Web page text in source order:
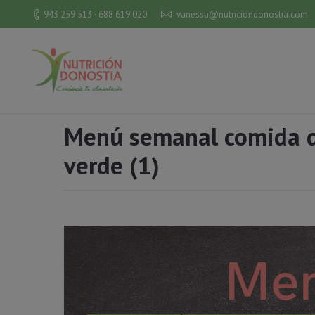
943 259 513 · 688 619 020 vanessa@nutriciondonostia.com
Menú semanal
verde (1)